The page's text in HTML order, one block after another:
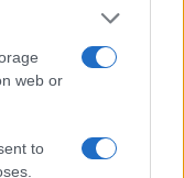
web or
to
13 000